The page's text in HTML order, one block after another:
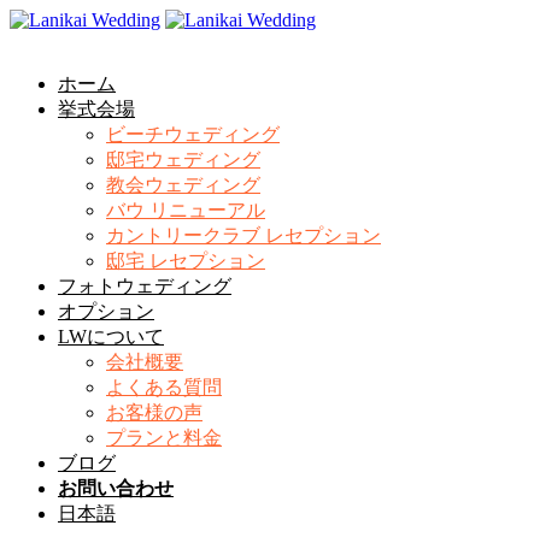
ホーム
挙式会場
ビーチウェディング
邸宅ウェディング
教会ウェディング
バウ リニューアル
カントリークラブ レセプション
邸宅 レセプション
フォトウェディング
オプション
LWについて
会社概要
よくある質問
お客様の声
プランと料金
ブログ
お問い合わせ
日本語